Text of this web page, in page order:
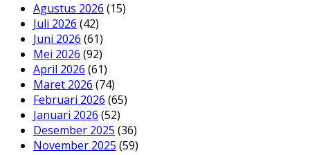
Agustus 2026 (15)
Juli 2026 (42)
Juni 2026 (61)
Mei 2026 (92)
April 2026 (61)
Maret 2026 (74)
Februari 2026 (65)
Januari 2026 (52)
Desember 2025 (36)
November 2025 (59)